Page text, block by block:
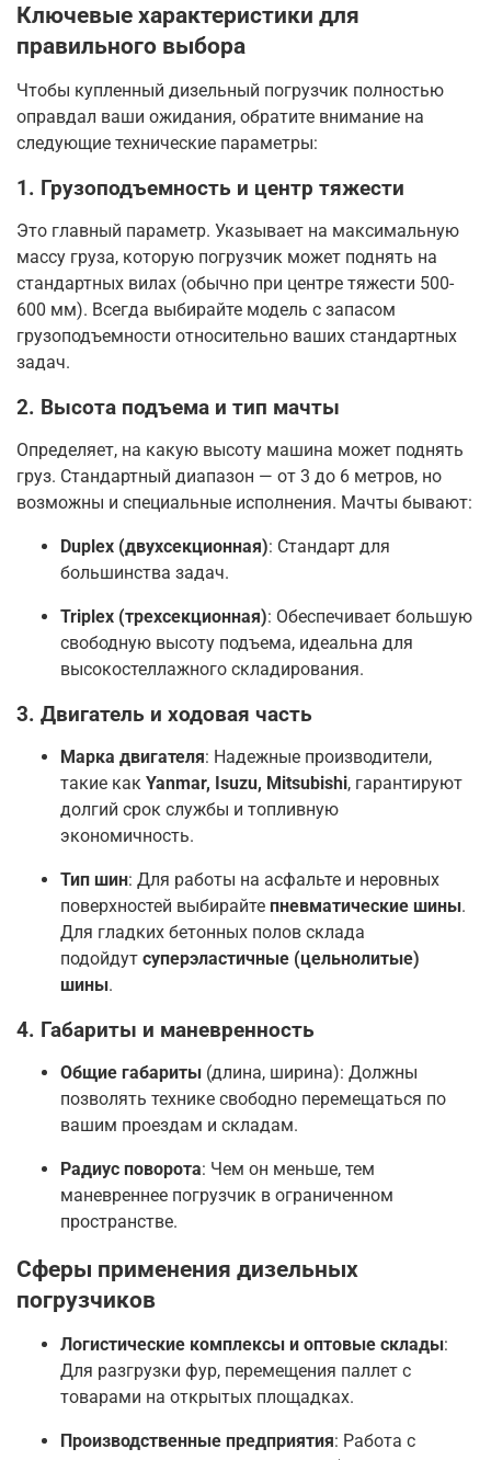
Ключевые характеристики для
правильного выбора
Чтобы купленный дизельный погрузчик полностью
оправдал ваши ожидания, обратите внимание на
следующие технические параметры:
1. Грузоподъемность и центр тяжести
Это главный параметр. Указывает на максимальную
массу груза, которую погрузчик может поднять на
стандартных вилах (обычно при центре тяжести 500-
600 мм). Всегда выбирайте модель с запасом
грузоподъемности относительно ваших стандартных
задач.
2. Высота подъема и тип мачты
Определяет, на какую высоту машина может поднять
груз. Стандартный диапазон — от 3 до 6 метров, но
возможны и специальные исполнения. Мачты бывают:
Duplex (двухсекционная): Стандарт для
большинства задач.
Triplex (трехсекционная): Обеспечивает большую
свободную высоту подъема, идеальна для
высокостеллажного складирования.
3. Двигатель и ходовая часть
Марка двигателя: Надежные производители,
такие как Yanmar, Isuzu, Mitsubishi, гарантируют
долгий срок службы и топливную
экономичность.
Тип шин: Для работы на асфальте и неровных
поверхностей выбирайте пневматические шины.
Для гладких бетонных полов склада
подойдут суперэластичные (цельнолитые)
шины.
4. Габариты и маневренность
Общие габариты (длина, ширина): Должны
позволять технике свободно перемещаться по
вашим проездам и складам.
Радиус поворота: Чем он меньше, тем
маневреннее погрузчик в ограниченном
пространстве.
Сферы применения дизельных
погрузчиков
Логистические комплексы и оптовые склады:
Для разгрузки фур, перемещения паллет с
товарами на открытых площадках.
Производственные предприятия: Работа с